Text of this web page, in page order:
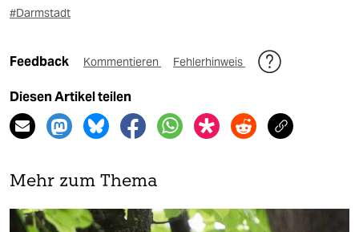
#Darmstadt
Feedback Kommentieren Fehlerhinweis
Diesen Artikel teilen
Mehr zum Thema